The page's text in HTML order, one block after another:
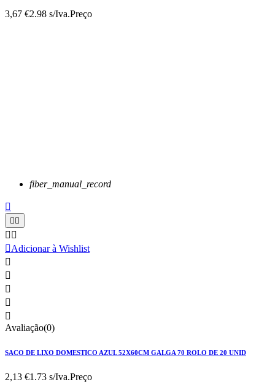
3,67 €2.98 s/Iva.Preço
fiber_manual_record

 
 
Adicionar à Wishlist





Avaliação(0)
SACO DE LIXO DOMESTICO AZUL 52X60CM GALGA 70 ROLO DE 20 UNID
2,13 €1.73 s/Iva.Preço